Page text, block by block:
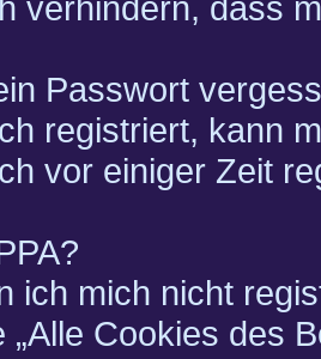
Passwort
registriert, kann
vor einiger Zeit
ich mich nicht
„Alle Cookies des